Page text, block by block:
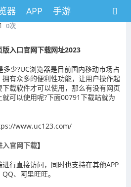
器 APP 手游
0次
版入口官网下载网址2023
少?UC浏览器是目前国内移动市场占
有众多的便利性功能，让用户操作起
载软件才可以使用，那么有没有网页
可以使用呢?下面00791下载站就为
www.uc123.com/
入官网下载】
行直接访问，同时也支持在其他APP
、阿里旺旺。